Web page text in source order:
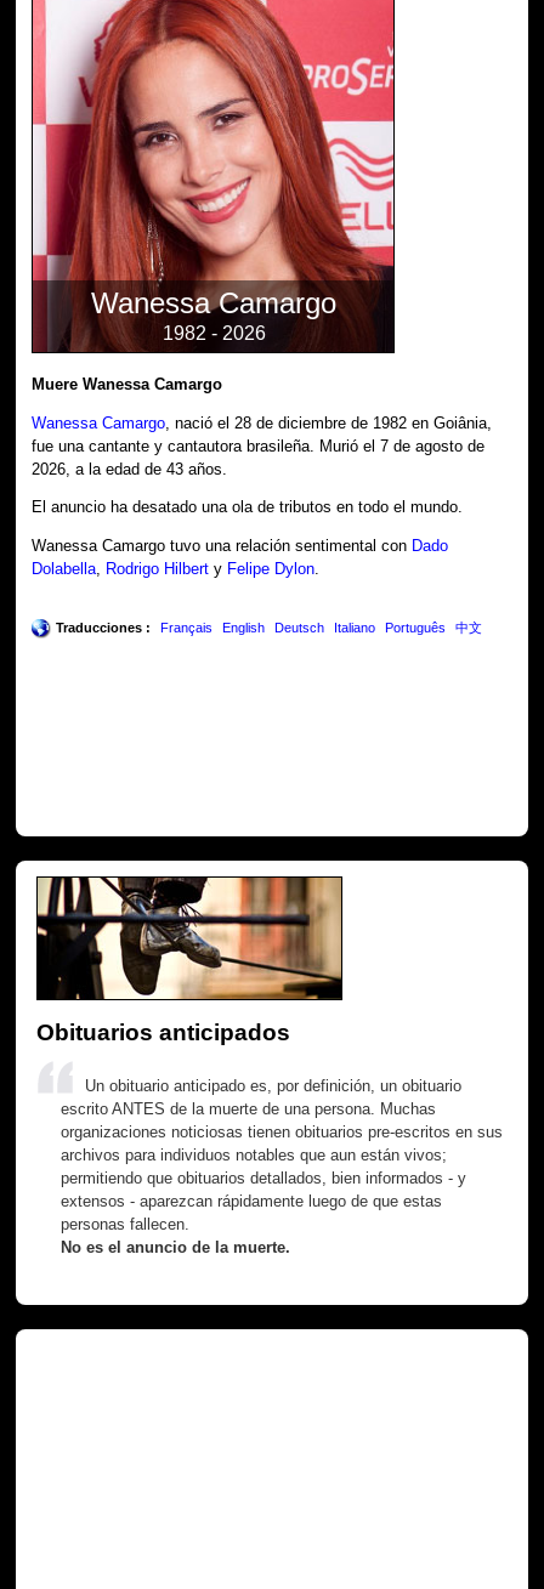
Wanessa Camargo
1982 - 2026
Muere Wanessa Camargo
Wanessa Camargo , nació el 28 de diciembre de 1982 en Goiânia,
fue una cantante y cantautora brasileña. Murió el 7 de agosto de
2026, a la edad de 43 años.
El anuncio ha desatado una ola de tributos en todo el mundo.
Wanessa Camargo tuvo una relación sentimental con Dado
Dolabella, Rodrigo Hilbert y Felipe Dylon.
Traducciones : Français English Deutsch Italiano Português 中文
Obituarios anticipados
Un obituario anticipado es, por definición, un obituario
escrito ANTES de la muerte de una persona. Muchas
organizaciones noticiosas tienen obituarios pre-escritos en sus
archivos para individuos notables que aun están vivos;
permitiendo que obituarios detallados, bien informados - y
extensos - aparezcan rápidamente luego de que estas
personas fallecen.
No es el anuncio de la muerte.